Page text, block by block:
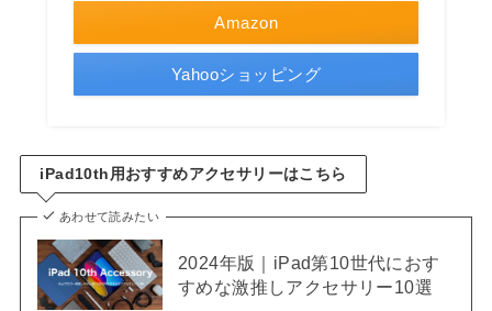
Amazon
Yahooショッピング
iPad10th用おすすめアクセサリーはこちら
あわせて読みたい
2024年版｜iPad第10世代におす
すめな激推しアクセサリー10選